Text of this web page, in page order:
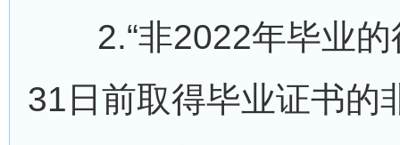
2.“非2022年毕业的
31日前取得毕业证书的